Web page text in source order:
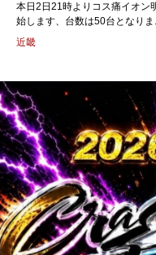
本日2日21時よりコス痛イオン
始します、台数は50台となりま
近畿